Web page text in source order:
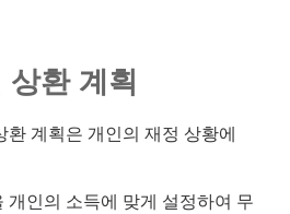
환 계획
환 계획은 개인의 재정 상황에
개인의 소득에 맞게 설정하여 무